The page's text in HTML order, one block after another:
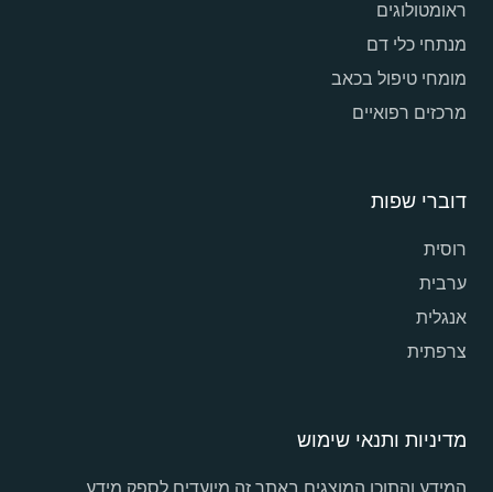
ראומטולוגים
מנתחי כלי דם
מומחי טיפול בכאב
מרכזים רפואיים
דוברי שפות
רוסית
ערבית
אנגלית
צרפתית
מדיניות ותנאי שימוש